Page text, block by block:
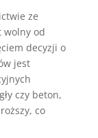
ze
wolny od
decyzji o
jest
czy beton,
co